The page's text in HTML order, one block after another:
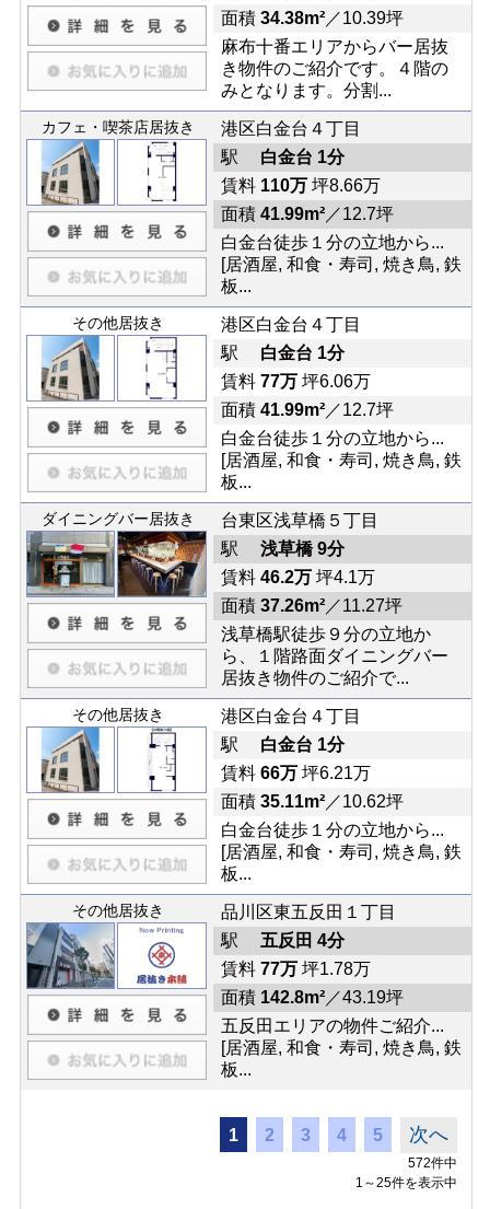
面積 34.38m²／10.39坪
麻布十番エリアからバー居抜
き物件のご紹介です。４階の
みとなります。分割...
カフェ・喫茶店居抜き
港区白金台４丁目
駅 白金台 1分
賃料 110万坪8.66万
面積 41.99m²／12.7坪
白金台徒歩１分の立地から...
[居酒屋, 和食・寿司, 焼き鳥, 鉄
板...
その他居抜き
港区白金台４丁目
駅 白金台 1分
賃料 77万坪6.06万
面積 41.99m²／12.7坪
白金台徒歩１分の立地から...
[居酒屋, 和食・寿司, 焼き鳥, 鉄
板...
ダイニングバー居抜き
台東区浅草橋５丁目
駅 浅草橋 9分
賃料 46.2万坪4.1万
面積 37.26m²／11.27坪
浅草橋駅徒歩９分の立地か
ら、１階路面ダイニングバー
居抜き物件のご紹介で...
その他居抜き
港区白金台４丁目
駅 白金台 1分
賃料 66万坪6.21万
面積 35.11m²／10.62坪
白金台徒歩１分の立地から...
[居酒屋, 和食・寿司, 焼き鳥, 鉄
板...
その他居抜き
品川区東五反田１丁目
駅 五反田 4分
賃料 77万坪1.78万
面積 142.8m²／43.19坪
五反田エリアの物件ご紹介...
[居酒屋, 和食・寿司, 焼き鳥, 鉄
板...
1 2 3 4 5 次へ
572件中
1～25件を表示中